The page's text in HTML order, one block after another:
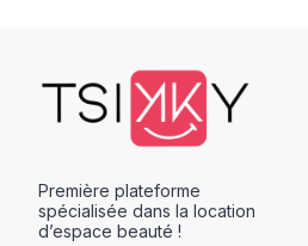
Première plateforme
spécialisée dans la location
d’espace beauté !